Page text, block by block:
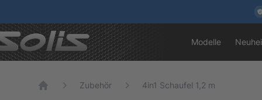
Modelle
Zubehör 4in1 Schaufel 1,2 m